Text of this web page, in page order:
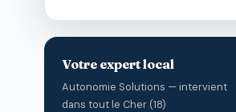
Votre expert local
Autonomie Solutions — intervient
dans tout le Cher (18)